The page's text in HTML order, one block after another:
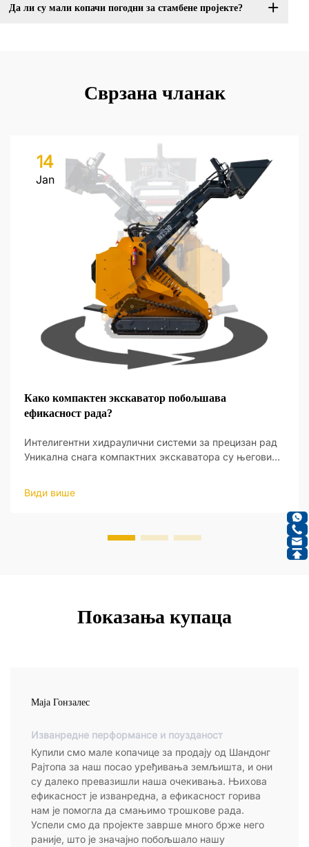
Да ли су мали копачи погодни за стамбене пројекте?
Сврзана чланак
14
Jan
Како компактен экскаватор побољшава
ефикасност рада?
Интелигентни хидраулични системи за прецизан рад
Уникална снага компактних экскаватора су његови
дизајнирани да реагују на улаз оператера и да праве
Види више
Показања купаца
Маја Гонзалес
Изванредне перформансе и поузданост
Купили смо мале копачице за продају од Шандонг
Рајтопа за наш посао уређивања земљишта, и они
су далеко превазишли наша очекивања. Њихова
ефикасност је изванредна, а ефикасност горива
нам је помогла да смањимо трошкове рада.
Успели смо да пројекте заврше много брже него
раније, што је значајно побољшало нашу